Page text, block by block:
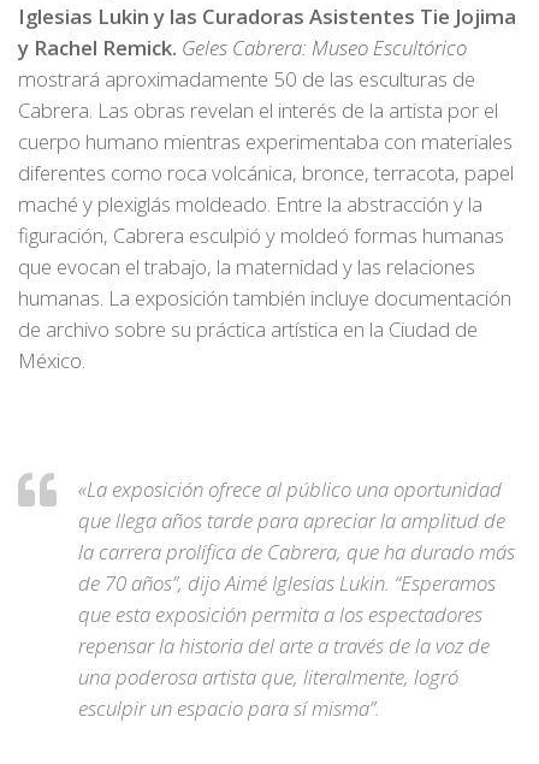
Iglesias Lukin y las Curadoras Asistentes Tie Jojima
y Rachel Remick. Geles Cabrera: Museo Escultórico
mostrará aproximadamente 50 de las esculturas de
Cabrera. Las obras revelan el interés de la artista por el
cuerpo humano mientras experimentaba con materiales
diferentes como roca volcánica, bronce, terracota, papel
maché y plexiglás moldeado. Entre la abstracción y la
figuración, Cabrera esculpió y moldeó formas humanas
que evocan el trabajo, la maternidad y las relaciones
humanas. La exposición también incluye documentación
de archivo sobre su práctica artística en la Ciudad de
México.
«La exposición ofrece al público una oportunidad
que llega años tarde para apreciar la amplitud de
la carrera prolífica de Cabrera, que ha durado más
de 70 años”, dijo Aimé Iglesias Lukin. “Esperamos
que esta exposición permita a los espectadores
repensar la historia del arte a través de la voz de
una poderosa artista que, literalmente, logró
esculpir un espacio para sí misma”.